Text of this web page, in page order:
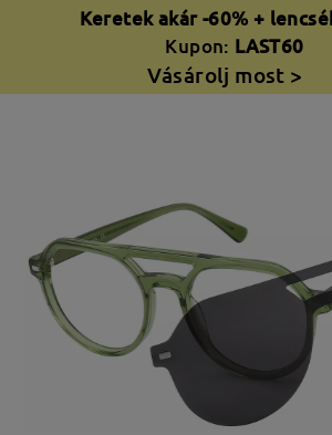
Keretek akár -60% +
Kupon: LAST60
Vásárolj most >